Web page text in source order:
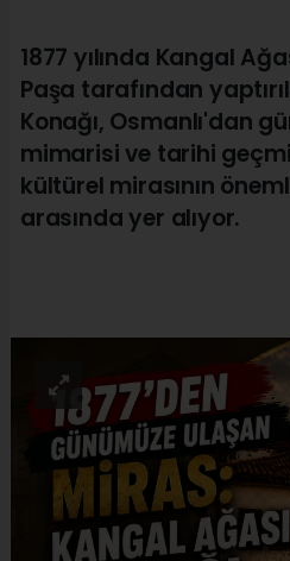
1877 yılında Kangal
Paşa tarafından
Konağı, Osmanlı'dan
mimarisi ve tarihi
kültürel mirasının
arasında yer alıyor.